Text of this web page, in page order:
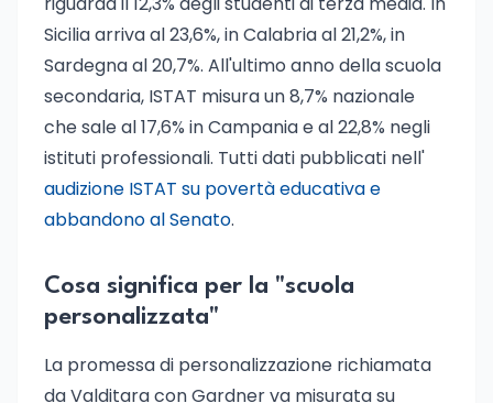
Sicilia arriva al 23,6%, in Calabria al 21,2%, in
Sardegna al 20,7%. All'ultimo anno della scuola
secondaria, ISTAT misura un 8,7% nazionale
che sale al 17,6% in Campania e al 22,8% negli
istituti professionali. Tutti dati pubblicati nell'
audizione ISTAT su povertà educativa e
abbandono al Senato.
Cosa significa per la "scuola
personalizzata"
La promessa di personalizzazione richiamata
da Valditara con Gardner va misurata su